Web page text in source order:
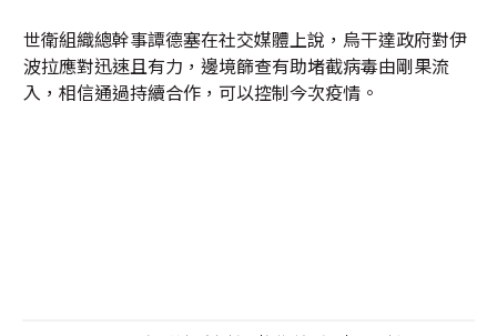
世衛組織總幹事譚德塞在社交媒體上說，烏干達政府對伊
波拉應對迅速且有力，邊境篩查有助堵截病毒由剛果流
入，相信通過持續合作，可以控制今次疫情。